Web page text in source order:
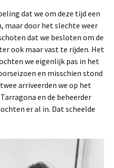
dat we om deze tijd een
maar door het slechte weer
dat we besloten om de
ook maar vast te rijden. Het
we eigenlijk pas in het
en misschien stond
arriveerden we op het
en de beheerder
er al in. Dat scheelde